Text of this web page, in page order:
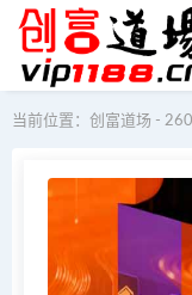
当前位置： 创富道场 -